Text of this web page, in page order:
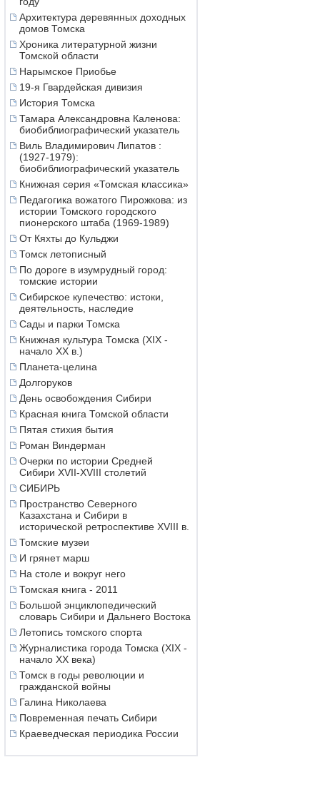
Архитектура деревянных доходных
домов Томска
Хроника литературной жизни
Томской области
Нарымское Приобье
19-я Гвардейская дивизия
История Томска
Тамара Александровна Каленова:
биобиблиографический указатель
Виль Владимирович Липатов :
(1927-1979):
биобиблиографический указатель
Книжная серия «Томская классика»
Педагогика вожатого Пирожкова: из
истории Томского городского
пионерского штаба (1969-1989)
От Кяхты до Кульджи
Томск летописный
По дороге в изумрудный город:
томские истории
Сибирское купечество: истоки,
деятельность, наследие
Сады и парки Томска
Книжная культура Томска (XIX -
начало XX в.)
Планета-целина
Долгоруков
День освобождения Сибири
Красная книга Томской области
Пятая стихия бытия
Роман Виндерман
Очерки по истории Средней
Сибири XVII-XVIII столетий
СИБИРЬ
Пространство Северного
Казахстана и Сибири в
исторической ретроспективе XVIII в.
Томские музеи
И грянет марш
На столе и вокруг него
Томская книга - 2011
Большой энциклопедический
словарь Сибири и Дальнего Востока
Летопись томского спорта
Журналистика города Томска (XIX -
начало XX века)
Томск в годы революции и
гражданской войны
Галина Николаева
Повременная печать Сибири
Краеведческая периодика России